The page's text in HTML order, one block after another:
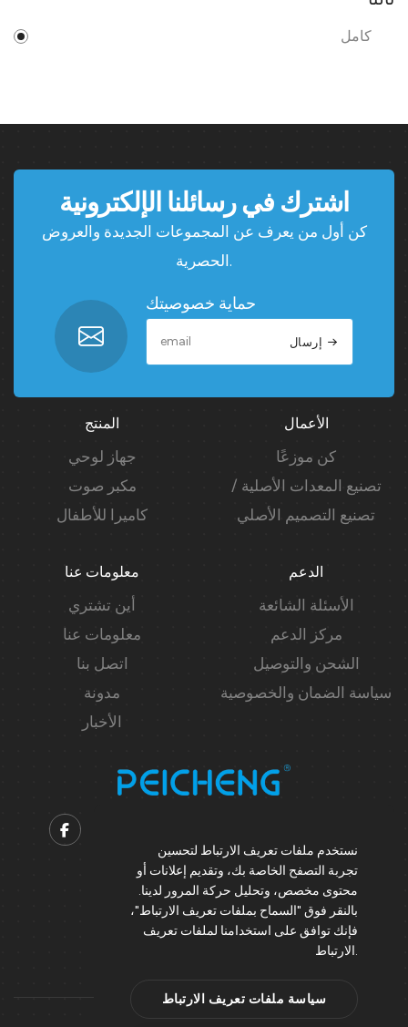
كامل
اشترك في رسائلنا الإلكترونية
كن أول من يعرف عن المجموعات الجديدة والعروض
الحصرية.
حماية خصوصيتك
المنتج
جهاز لوحي
مكبر صوت
كاميرا للأطفال
الأعمال
كن موزعًا
تصنيع المعدات الأصلية /
تصنيع التصميم الأصلي
معلومات عنا
أين تشتري
معلومات عنا
اتصل بنا
مدونة
الأخبار
الدعم
الأسئلة الشائعة
مركز الدعم
الشحن والتوصيل
سياسة الضمان والخصوصية
Contact us
Support@peicheng-qps.com
info@peicheng-qps.com
نستخدم ملفات تعريف الارتباط لتحسين
تجربة التصفح الخاصة بك، وتقديم إعلانات أو
محتوى مخصص، وتحليل حركة المرور لدينا.
بالنقر فوق "السماح بملفات تعريف الارتباط"،
فإنك توافق على استخدامنا لملفات تعريف
الارتباط.
سياسة ملفات تعريف الارتباط